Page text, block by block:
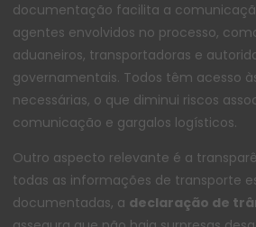
documentação facilita a
agentes envolvidos no processo,
aduaneiros, transportadoras e
governamentais. Todos têm acesso
necessárias, o que diminui riscos
comunicação e gargalos logísticos.
Outro aspecto relevante é a
todas as informações de transporte
documentadas, a declaração de